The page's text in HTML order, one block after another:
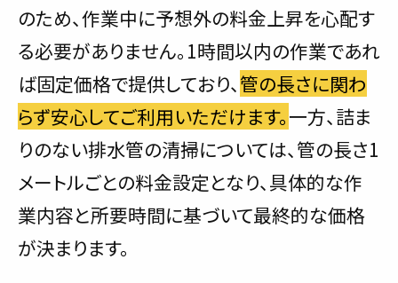
のため、作業中に予想外の料金上昇を心配す
る必要がありません。1時間以内の作業であれ
ば固定価格で提供しており、管の長さに関わ
らず安心してご利用いただけます。一方、詰ま
りのない排水管の清掃については、管の長さ1
メートルごとの料金設定となり、具体的な作
業内容と所要時間に基づいて最終的な価格
が決まります。